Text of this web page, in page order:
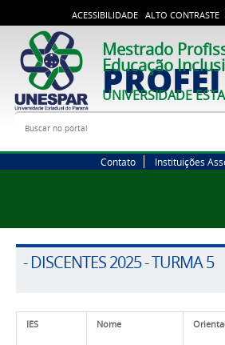
ACESSIBILIDADE ALTO CONTRASTE
Mestrado
Educação
PROFEI
UNIVERSIDADE
Buscar no portal
Contato Instituições
- DISCENTES 2025 - TURMA 5
IES Nome